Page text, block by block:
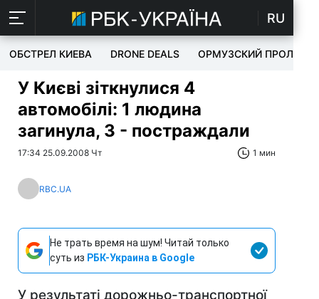
RU
ОБСТРЕЛ КИЕВА DRONE DEALS ОРМУЗСКИЙ ПРОЛИВ
У Києві зіткнулися 4
автомобілі: 1 людина
загинула, 3 - постраждали
17:34 25.09.2008 Чт 1 мин
RBC.UA
Не трать время на шум! Читай только
суть из РБК-Украина в Google
У результаті дорожньо-транспортної